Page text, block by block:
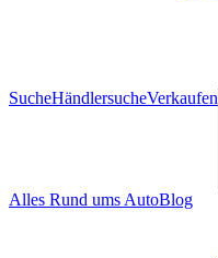
SucheHändlersucheVerkaufen
Alles Rund ums AutoBlog